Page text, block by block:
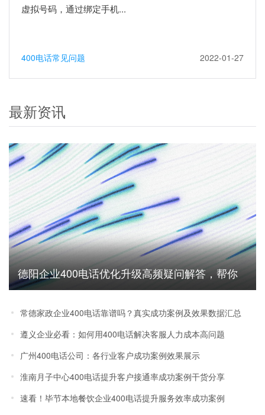
虚拟号码，通过绑定手机...
400电话常见问题 2022-01-27
最新资讯
德阳企业400电话优化升级高频疑问解答，帮你
避坑省成本
常德家政企业400电话靠谱吗？真实成功案例及效果数据汇总
遵义企业必看：如何用400电话解决客服人力成本高问题
广州400电话公司：各行业客户成功案例效果展示
淮南月子中心400电话提升客户接通率成功案例干货分享
速看！毕节本地餐饮企业400电话提升服务效率成功案例